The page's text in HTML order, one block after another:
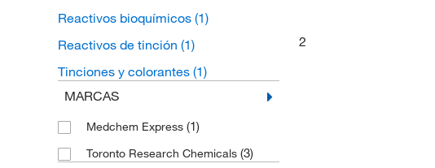
Reactivos bioquímicos (1)
Reactivos de tinción (1)
Tinciones y colorantes (1)
MARCAS
Medchem Express (1)
Toronto Research Chemicals (3)
2